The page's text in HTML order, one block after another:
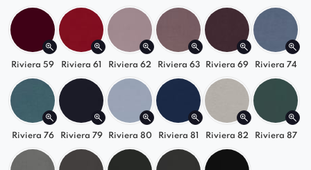
Riviera 59 Riviera 61 Riviera 62 Riviera 63 Riviera 69 Riviera 74
Riviera 76 Riviera 79 Riviera 80 Riviera 81 Riviera 82 Riviera 87